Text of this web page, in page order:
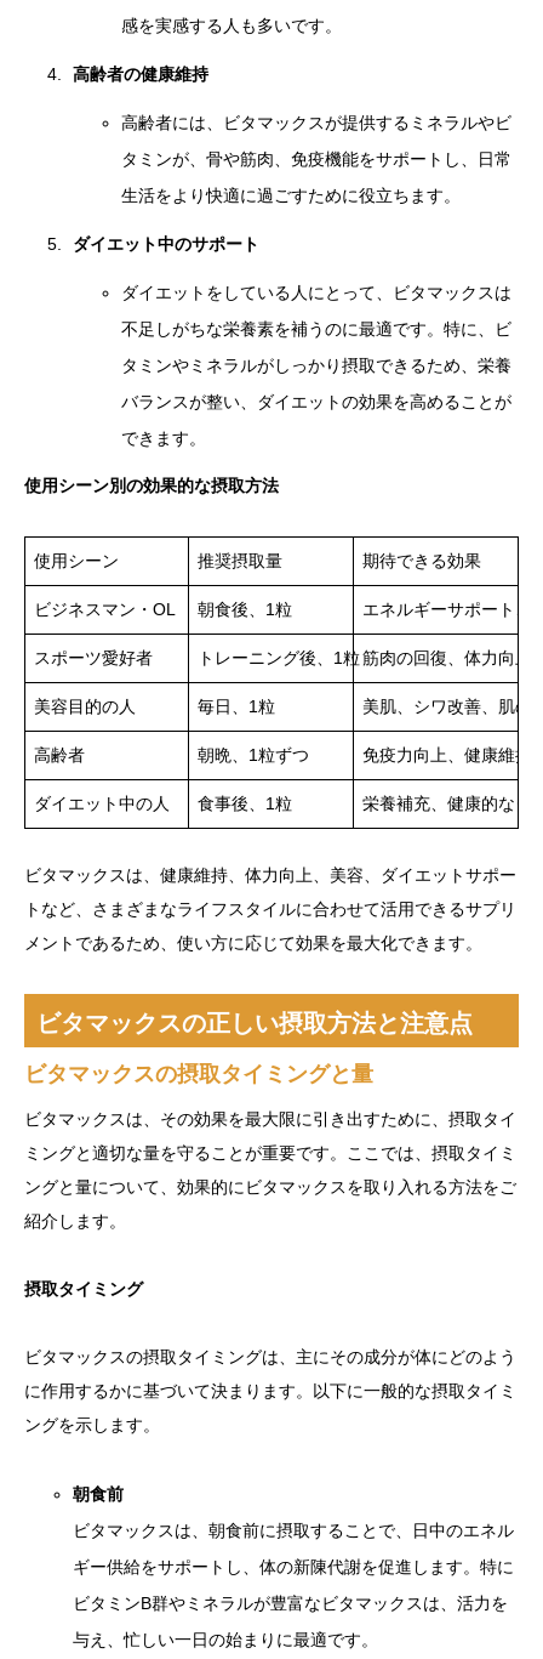
感を実感する人も多いです。
高齢者の健康維持
高齢者には、ビタマックスが提供するミネラルやビ
タミンが、骨や筋肉、免疫機能をサポートし、日常
生活をより快適に過ごすために役立ちます。
ダイエット中のサポート
ダイエットをしている人にとって、ビタマックスは
不足しがちな栄養素を補うのに最適です。特に、ビ
タミンやミネラルがしっかり摂取できるため、栄養
バランスが整い、ダイエットの効果を高めることが
できます。
使用シーン別の効果的な摂取方法
使用シーン 推奨摂取量 期待できる効果
ビジネスマン・OL 朝食後、1粒 エネルギーサポート、
スポーツ愛好者 トレーニング後、1粒筋肉の回復、体力向上
美容目的の人 毎日、1粒 美肌、シワ改善、肌の
高齢者 朝晩、1粒ずつ 免疫力向上、健康維持
ダイエット中の人 食事後、1粒 栄養補充、健康的なダ
ビタマックスは、健康維持、体力向上、美容、ダイエットサポー
トなど、さまざまなライフスタイルに合わせて活用できるサプリ
メントであるため、使い方に応じて効果を最大化できます。
ビタマックスの正しい摂取方法と注意点
ビタマックスの摂取タイミングと量
ビタマックスは、その効果を最大限に引き出すために、摂取タイ
ミングと適切な量を守ることが重要です。ここでは、摂取タイミ
ングと量について、効果的にビタマックスを取り入れる方法をご
紹介します。
摂取タイミング
ビタマックスの摂取タイミングは、主にその成分が体にどのよう
に作用するかに基づいて決まります。以下に一般的な摂取タイミ
ングを示します。
朝食前
ビタマックスは、朝食前に摂取することで、日中のエネル
ギー供給をサポートし、体の新陳代謝を促進します。特に
ビタミンB群やミネラルが豊富なビタマックスは、活力を
与え、忙しい一日の始まりに最適です。